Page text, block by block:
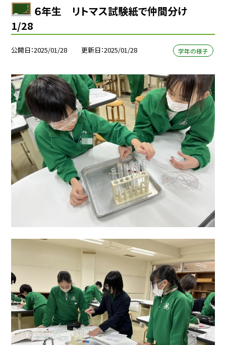
６年生 リトマス試験紙で仲間分け
1/28
公開日 2025/01/28 更新日 2025/01/28 学年の様子